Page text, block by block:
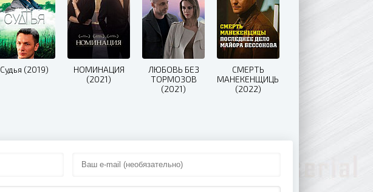
Судья (2019)
НОМИНАЦИЯ
(2021)
ЛЮБОВЬ БЕЗ
ТОРМОЗОВ
(2021)
СМЕРТЬ
МАНЕКЕНЩИЦЫ
(2022)